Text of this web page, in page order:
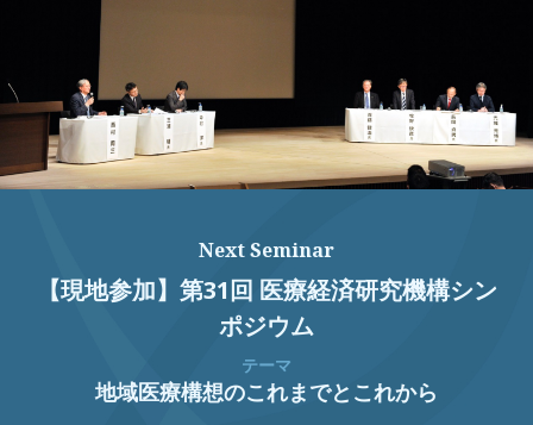
Next Seminar
【現地参加】第31回 医療経済研究機構シン
ポジウム
テーマ
地域医療構想のこれまでとこれから